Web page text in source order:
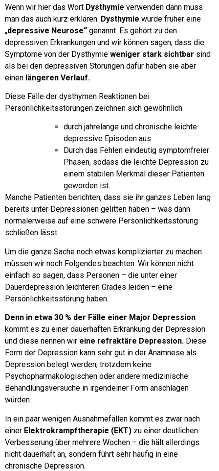
Wenn wir hier das Wort Dysthymie verwenden dann muss
man das auch kurz erklären. Dysthymie wurde früher eine
„depressive Neurose“ genannt. Es gehört zu den
depressiven Erkrankungen und wir können sagen, dass die
Symptome von der Dysthymie weniger stark sichtbar sind
als bei den depressiven Störungen dafür haben sie aber
einen längeren Verlauf.
Diese Fälle der dysthymen Reaktionen bei
Persönlichkeitsstörungen zeichnen sich gewöhnlich
durch jahrelange und chronische leichte
depressive Episoden aus
Durch das Fehlen eindeutig symptomfreier
Phasen, sodass die leichte Depression zu
einem stabilen Merkmal dieser Patienten
geworden ist.
Manche Patienten berichten, dass sie ihr ganzes Leben lang
bereits unter Depressionen gelitten haben – was dann
normalerweise auf eine schwere Persönlichkeitsstörung
schließen lässt.
Um die ganze Sache noch etwas komplizierter zu machen
müssen wir noch Folgendes beachten. Wir können nicht
einfach so sagen, dass Personen – die unter einer
Dauerdepression leichteren Grades leiden – eine
Persönlichkeitsstörung haben.
Denn in etwa 30 % der Fälle einer Major Depression
kommt es zu einer dauerhaften Erkrankung der Depression
und diese nennen wir eine refraktäre Depression. Diese
Form der Depression kann sehr gut in der Anamnese als
Depression belegt werden, trotzdem keine
Psychopharmakologischen oder andere medizinische
Behandlungsversuche in irgendeiner Form anschlagen
würden.
In ein paar wenigen Ausnahmefällen kommt es zwar nach
einer Elektrokrampftherapie (EKT) zu einer deutlichen
Verbesserung über mehrere Wochen – die hält allerdings
nicht dauerhaft an, sondern führt sehr häufig in eine
chronische Depression.